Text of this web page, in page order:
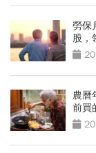
勞保
股，
農曆
前買